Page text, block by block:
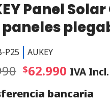
Panel
P25 AUKEY
$62.990 IVA Incl.
bancaria